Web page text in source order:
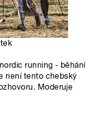
running - běhání
není tento chebský
Moderuje